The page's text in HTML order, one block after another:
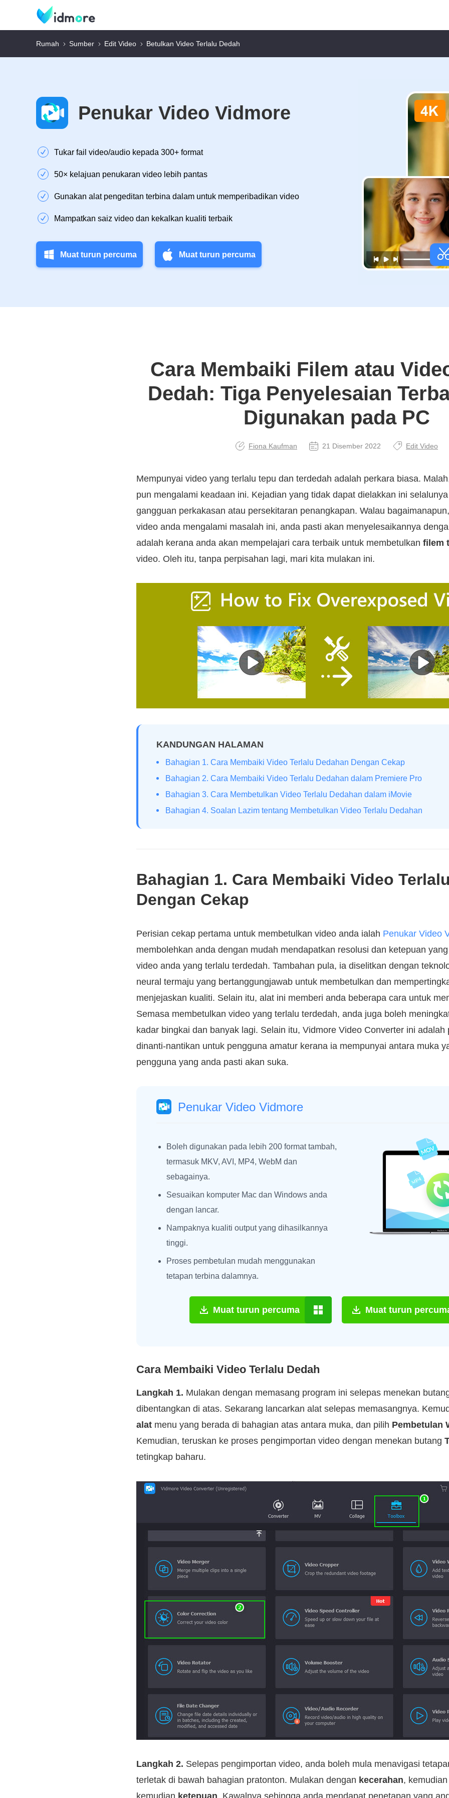
Rumah Sumber Edit Video Betulkan Video Terlalu Dedah
Penukar Video Vidmore
Tukar fail video/audio kepada 300+ format
50× kelajuan penukaran video lebih pantas
Gunakan alat pengeditan terbina dalam untuk memperibadikan video
Mampatkan saiz video dan kekalkan kualiti terbaik
Muat turun percuma Muat turun percuma
Cara Membaiki Filem atau
Dedah: Tiga Penyelesaian
Digunakan pada PC
Fiona Kaufman 21 Disember 2022 Edit Video
Mempunyai video yang terlalu tepu dan terdedah adalah perkara biasa.
pun mengalami keadaan ini. Kejadian yang tidak dapat dielakkan ini
gangguan perkakasan atau persekitaran penangkapan. Walau
video anda mengalami masalah ini, anda pasti akan menyelesaikannya
adalah kerana anda akan mempelajari cara terbaik untuk membetulkan filem
video. Oleh itu, tanpa perpisahan lagi, mari kita mulakan ini.
KANDUNGAN HALAMAN
Bahagian 1. Cara Membaiki Video Terlalu Dedahan Dengan Cekap
Bahagian 2. Cara Membaiki Video Terlalu Dedahan dalam Premiere Pro
Bahagian 3. Cara Membetulkan Video Terlalu Dedahan dalam iMovie
Bahagian 4. Soalan Lazim tentang Membetulkan Video Terlalu Dedahan
Bahagian 1. Cara Membaiki Video
Dengan Cekap
Perisian cekap pertama untuk membetulkan video anda ialah Penukar Video
membolehkan anda dengan mudah mendapatkan resolusi dan ketepuan
video anda yang terlalu terdedah. Tambahan pula, ia diselitkan dengan
neural termaju yang bertanggungjawab untuk membetulkan dan
menjejaskan kualiti. Selain itu, alat ini memberi anda beberapa cara untuk
Semasa membetulkan video yang terlalu terdedah, anda juga boleh
kadar bingkai dan banyak lagi. Selain itu, Vidmore Video Converter ini adalah
dinanti-nantikan untuk pengguna amatur kerana ia mempunyai antara muka
pengguna yang anda pasti akan suka.
Penukar Video Vidmore
Boleh digunakan pada lebih 200 format tambah,
termasuk MKV, AVI, MP4, WebM dan
sebagainya.
Sesuaikan komputer Mac dan Windows anda
dengan lancar.
Nampaknya kualiti output yang dihasilkannya
tinggi.
Proses pembetulan mudah menggunakan
tetapan terbina dalamnya.
Muat turun percuma Muat turun
Cara Membaiki Video Terlalu Dedah
Langkah 1. Mulakan dengan memasang program ini selepas menekan
dibentangkan di atas. Sekarang lancarkan alat selepas memasangnya.
alat menu yang berada di bahagian atas antara muka, dan pilih Pembetulan
Kemudian, teruskan ke proses pengimportan video dengan menekan butang
tetingkap baharu.
Langkah 2. Selepas pengimportan video, anda boleh mula menavigasi
terletak di bawah bahagian pratonton. Mulakan dengan kecerahan,
kemudian ketepuan . Kawalnya sehingga anda mendapat penetapan yang